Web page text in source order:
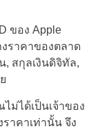
ของ Apple
ราคาของตลาด
สกุลเงินดิจิทัล,
ม่ได้เป็นเจ้าของ
าคาเท่านั้น จึง